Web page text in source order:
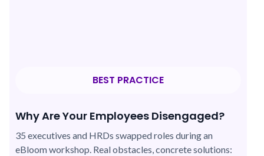
BEST PRACTICE
Why Are Your Employees Disengaged?
35 executives and HRDs swapped roles during an
eBloom workshop. Real obstacles, concrete solutions: